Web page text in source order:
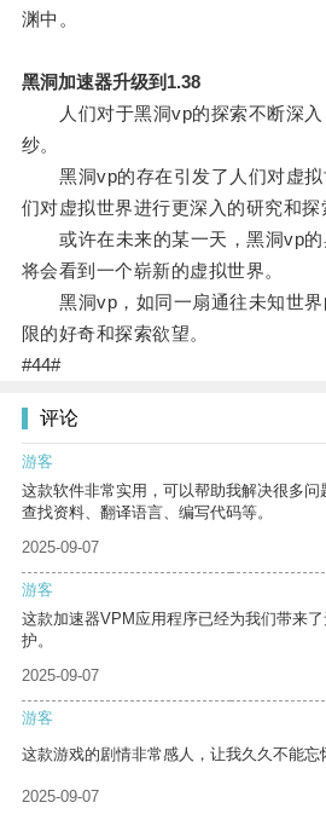
渊中。
黑洞加速器升级到1.38
人们对于黑洞vp的探索不断深入
纱。
黑洞vp的存在引发了人们对虚拟
们对虚拟世界进行更深入的研究和探
或许在未来的某一天，黑洞vp的
将会看到一个崭新的虚拟世界。
黑洞vp，如同一扇通往未知世界
限的好奇和探索欲望。
#44#
评论
游客
这款软件非常实用，可以帮助我解决很多
查找资料、翻译语言、编写代码等。
2025-09-07
游客
这款加速器VPM应用程序已经为我们带来
护。
2025-09-07
游客
这款游戏的剧情非常感人，让我久久不能忘
2025-09-07